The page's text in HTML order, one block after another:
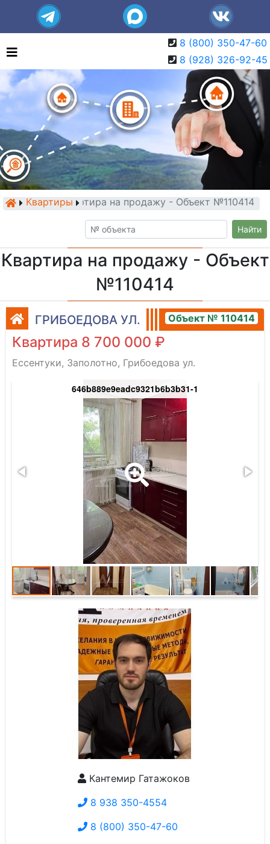
8 (800) 350-47-60
8 (928) 326-92-45
КвартирыКвартира на продажу - Объект №110414
Найти
Квартира на продажу - Объект
№110414
ГРИБОЕДОВА УЛ. Объект № 110414
Квартира 8 700 000 ₽
Ессентуки, Заполотно, Грибоедова ул.
646b889e9eadc9321b6b3b31-1
Кантемир Гатажоков
8 938 350-4554
8 (800) 350-47-60